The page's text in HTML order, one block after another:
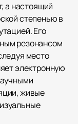
а настоящий
степенью в
Его
резонансом
место
электронную
живые